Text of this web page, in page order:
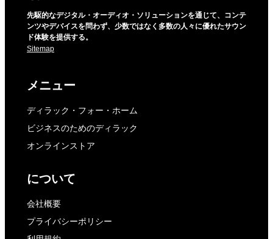
先駆的なデジタル・オーディオ・ソリューションを通じて、コンテ
ンツやデバイスを問わず、少数ではなく多数の人々に優れたサウン
ド体験を提供する。
Sitemap
メニュー
ディラック・フォー・ホーム
ビジネスのためのディラック
オンラインストア
について
会社概要
プライバシーポリシー